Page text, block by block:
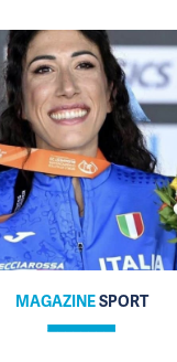
MAGAZINESPORT